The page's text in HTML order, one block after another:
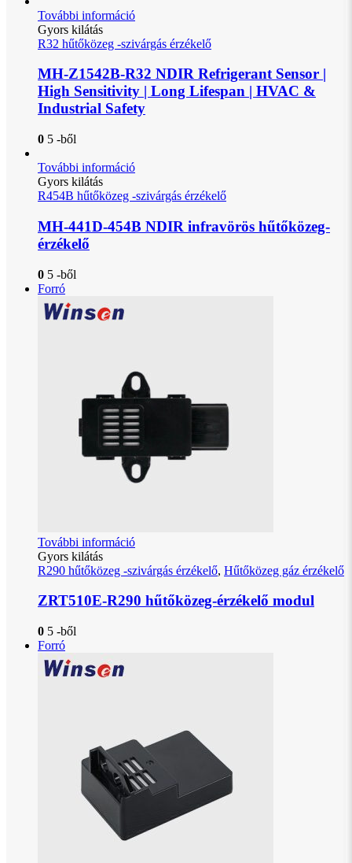
További információ
Gyors kilátás
R32 hűtőközeg -szivárgás érzékelő
MH-Z1542B-R32 NDIR Refrigerant Sensor |
High Sensitivity | Long Lifespan | HVAC &
Industrial Safety
0 5 -ből
További információ
Gyors kilátás
R454B hűtőközeg -szivárgás érzékelő
MH-441D-454B NDIR infravörös hűtőközeg-
érzékelő
0 5 -ből
Forró
További információ
Gyors kilátás
R290 hűtőközeg -szivárgás érzékelő, Hűtőközeg gáz érzékelő
ZRT510E-R290 hűtőközeg-érzékelő modul
0 5 -ből
Forró